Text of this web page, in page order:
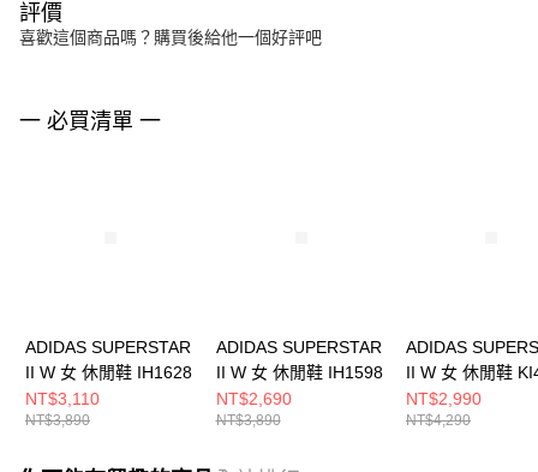
評價
喜歡這個商品嗎？購買後給他一個好評吧
一 必買清單 一
ADIDAS SUPERSTAR
II W 女 休閒鞋 IH1628
NT$3,110
NT$3,890
ADIDAS SUPERSTAR
II W 女 休閒鞋 IH1598
NT$2,690
NT$3,890
ADIDAS
II W 女 休閒鞋
NT$2,990
NT$4,290